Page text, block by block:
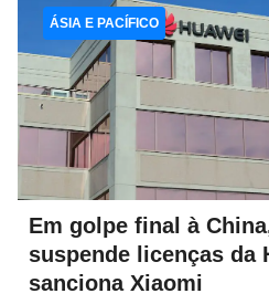
Em golpe final à
suspende licenças da
sanciona Xiaomi
ÁSIA E PACÍFICO